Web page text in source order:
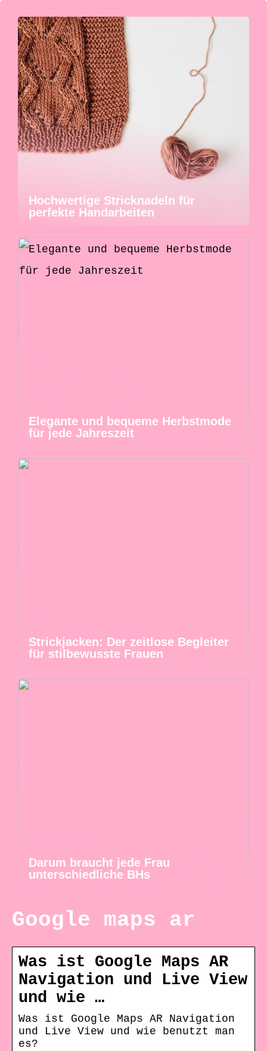
Hochwertige Stricknadeln für
perfekte Handarbeiten
Elegante und bequeme Herbstmode
für jede Jahreszeit
Strickjacken: Der zeitlose Begleiter
für stilbewusste Frauen
Darum braucht jede Frau
unterschiedliche BHs
Google maps ar
Was ist Google Maps AR
Navigation und Live View
und wie …
Was ist Google Maps AR Navigation
und Live View und wie benutzt man
es?